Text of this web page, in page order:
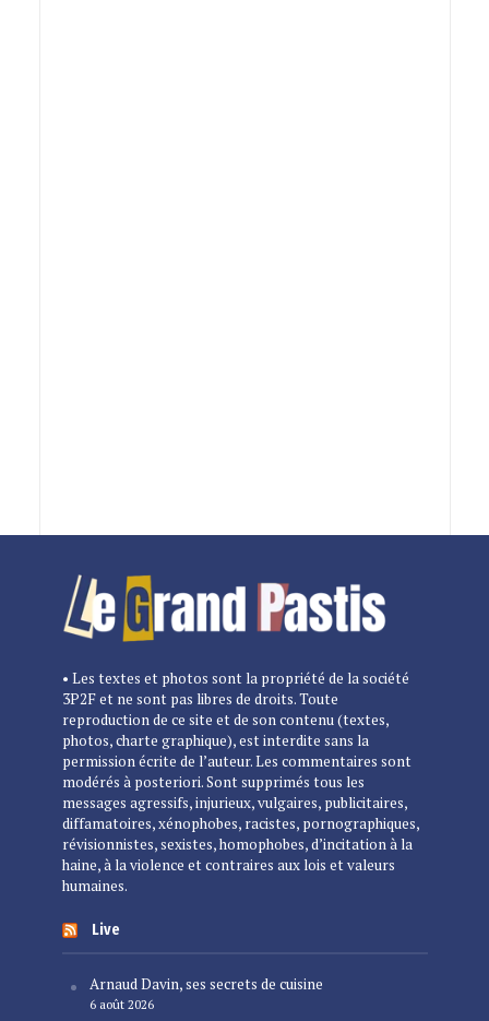
• Les textes et photos sont la propriété de la société
3P2F et ne sont pas libres de droits. Toute
reproduction de ce site et de son contenu (textes,
photos, charte graphique), est interdite sans la
permission écrite de l’auteur. Les commentaires sont
modérés à posteriori. Sont supprimés tous les
messages agressifs, injurieux, vulgaires, publicitaires,
diffamatoires, xénophobes, racistes, pornographiques,
révisionnistes, sexistes, homophobes, d’incitation à la
haine, à la violence et contraires aux lois et valeurs
humaines.
Live
Arnaud Davin, ses secrets de cuisine
6 août 2026